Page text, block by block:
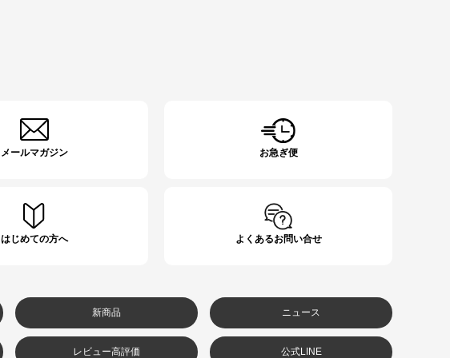
メールマガジン お急ぎ便
はじめての方へ よくあるお問い合せ
新商品 ニュース
レビュー高評価 公式LINE